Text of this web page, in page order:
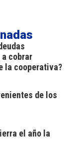
a cobrar
la cooperativa?
de los
el año la